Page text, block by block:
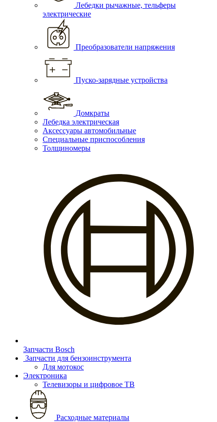
Лебедки рычажные, тельферы
электрические
Преобразователи напряжения
Пуско-зарядные устройства
Домкраты
Лебедка электрическая
Аксессуары автомобильные
Специальные приспособления
Толщиномеры
Запчасти Bosch
Запчасти для бензоинструмента
Для мотокос
Электроника
Телевизоры и цифровое ТВ
Расходные материалы